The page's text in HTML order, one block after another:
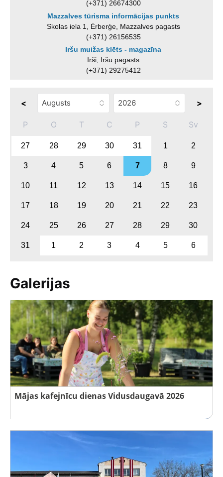
(+371) 26674300
Mazzalves tūrisma informācijas punkts
Skolas iela 1, Ērberģe, Mazzalves pagasts
(+371) 26156535
Iršu muižas klēts - magazīna
Irši, Iršu pagasts
(+371) 29275412
< >
P O T C P S Sv
27 28 29 30 31 1 2
3 4 5 6 7 8 9
10 11 12 13 14 15 16
17 18 19 20 21 22 23
24 25 26 27 28 29 30
31 1 2 3 4 5 6
Galerijas
Mājas kafejnīcu dienas Vidusdaugavā 2026